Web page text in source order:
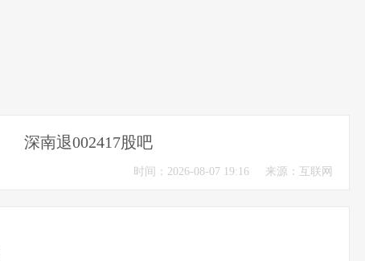
深南退002417股吧
来源：互联网
时间：2026-08-07 19:16